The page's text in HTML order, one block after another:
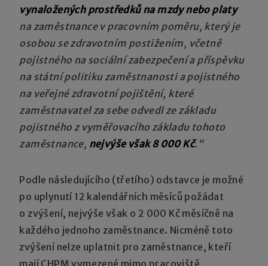
vynaložených prostředků na mzdy nebo platy
na zaměstnance v pracovním poměru, který je
osobou se zdravotním postižením, včetně
pojistného na sociální zabezpečení a příspěvku
na státní politiku zaměstnanosti a pojistného
na veřejné zdravotní pojištění, které
zaměstnavatel za sebe odvedl ze základu
pojistného z vyměřovacího základu tohoto
zaměstnance, nejvýše však 8 000 Kč.“
Podle následujícího (třetího) odstavce je možné
po uplynutí 12 kalendářních měsíců požádat
o zvýšení, nejvýše však o 2 000 Kč měsíčně na
každého jednoho zaměstnance. Nicméně toto
zvýšení nelze uplatnit pro zaměstnance, kteří
mají CHPM vymezené mimo pracoviště